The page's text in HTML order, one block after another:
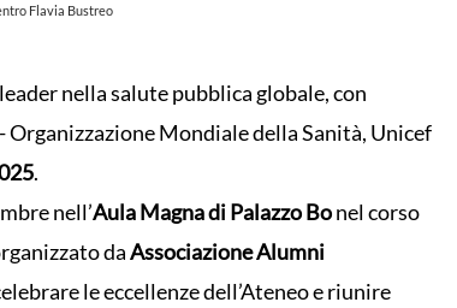
Flavia Bustreo
nella salute pubblica globale, con
Mondiale della Sanità, Unicef
.
nell’Aula Magna di Palazzo Bonel corso
daAssociazione Alumni
le eccellenze dell’Ateneo e riunire